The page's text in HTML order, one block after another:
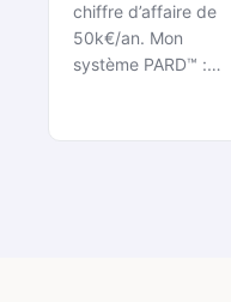
chiffre d’affaire de
50k€/an. Mon
système PARD™ :…